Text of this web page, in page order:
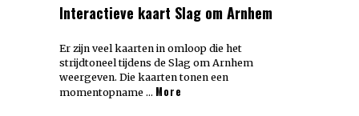
Interactieve kaart Slag om Arnhem
Er zijn veel kaarten in omloop die het
strijdtoneel tijdens de Slag om Arnhem
weergeven. Die kaarten tonen een
momentopname … More